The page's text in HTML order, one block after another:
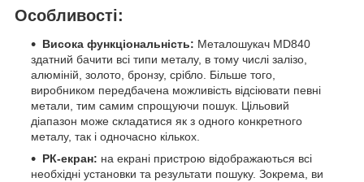
Особливості:
Висока функціональність: Металошукач MD840
здатний бачити всі типи металу, в тому числі залізо,
алюміній, золото, бронзу, срібло. Більше того,
виробником передбачена можливість відсіювати певні
метали, тим самим спрощуючи пошук. Цільовий
діапазон може складатися як з одного конкретного
металу, так і одночасно кількох.
РК-екран: на екрані пристрою відображаються всі
необхідні установки та результати пошуку. Зокрема, ви